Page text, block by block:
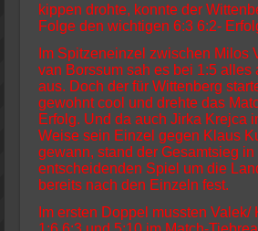
kippen drohte, konnte der
Folge den wichtigen 6:3 6:2-
Im Spitzeneinzel zwischen Milos
van Borssum sah es bei 1:5 alles
aus. Doch der für Wittenberg
gewohnt cool und drehte das
Erfolg. Und da auch Jirka Krejca
Weise sein Einzel gegen Klaus
gewann, stand der Gesamtsieg
entscheidenden Spiel um die
bereits nach den Einzeln fest.
Im ersten Doppel mussten Valek/